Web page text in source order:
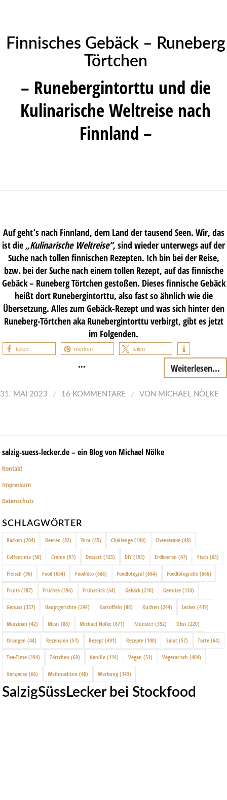
Finnisches Gebäck – Runeberg
Törtchen
– Runebergintorttu und die
Kulinarische Weltreise nach
Finnland –
Auf geht’s nach Finnland, dem Land der tausend Seen. Wir, das
ist die „Kulinarische Weltreise“,sind wieder unterwegs auf der
Suche nach tollen finnischen Rezepten. Ich bin bei der Reise,
bzw. bei der Suche nach einem tollen Rezept, auf das finnische
Gebäck – Runeberg Törtchen gestoßen. Dieses finnische Gebäck
heißt dort Runebergintorttu, also fast so ähnlich wie die
Übersetzung. Alles zum Gebäck-Rezept und was sich hinter den
Runeberg-Törtchen aka Runebergintorttu verbirgt, gibt es jetzt
im Folgenden.
teilen merken teilen
… Weiterlesen...
31. MAI 2023 / 16 KOMMENTARE / VON MICHAEL NÖLKE
salzig-suess-lecker.de – ein Blog von Michael Nölke
Kontakt
Impressum
Datenschutz
SCHLAGWÖRTER
Backen (204) Beeren (82) Brot (45) Challenge (140) Cheesecake (48)
Coffeetime (58) Creme (91) Dessert (123) DIY (193) Erdbeeren (47) Fisch (65)
Fleisch (96) Food (654) Foodfoto (666) Foodfotograf(664) Foodfotografie (666)
Fruits (187) Früchte (196) Frühstück (64) Gebäck (210) Gemüse (134)
Genuss (357) Hauptgerichte (244) Kartoffeln (88) Kuchen (244) Lecker (419)
Marzipan (42) Meat (88) Michael Nölke (671) Münster (352) Obst (220)
Orangen (44) Rezension (51) Rezept (491) Rezepte (100) Salat (57) Tarte (64)
Tea-Time (194) Törtchen (69) Vanille (114) Vegan (51) Vegetarisch (404)
Vorspeise (66) Weihnachten (48) Werbung (143)
SalzigSüssLecker bei Stockfood